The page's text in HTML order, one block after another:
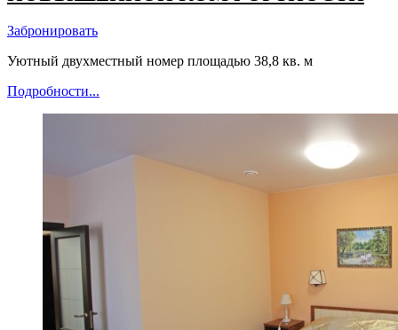
Забронировать
Уютный двухместный номер площадью 38,8 кв. м
Подробности...